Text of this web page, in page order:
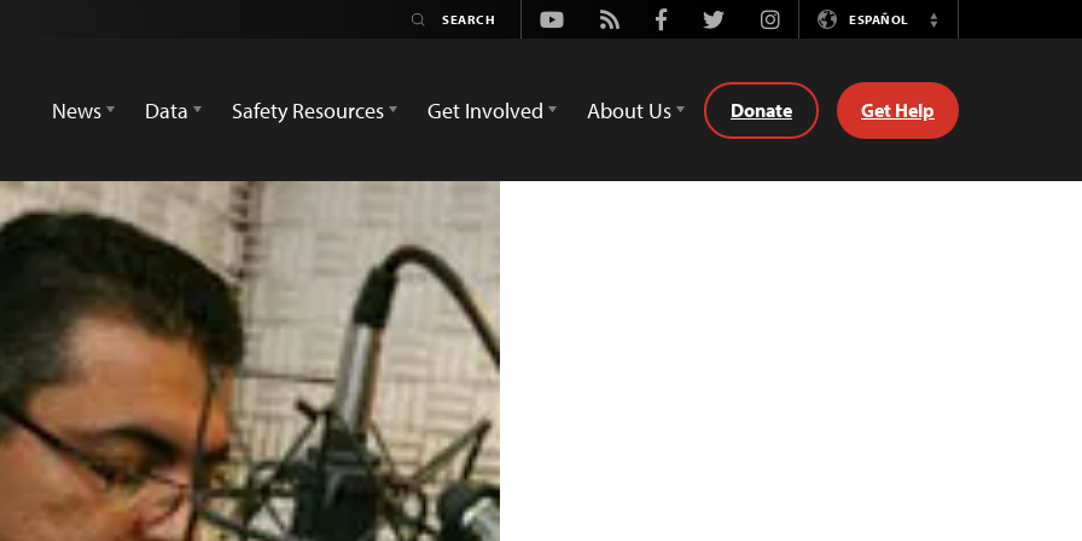
Youtube
Rss FacebookTwitterInstagramESPAÑOL
Switch
News
Data Safety Resources Get Involved About Us Donate Get Help